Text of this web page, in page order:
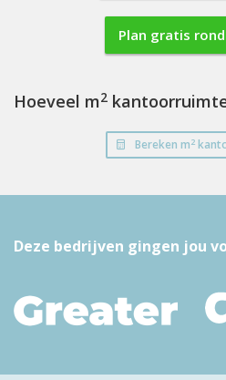
Plan gratis
Hoeveel m2
Bereken m2
Deze bedrijven gingen jou